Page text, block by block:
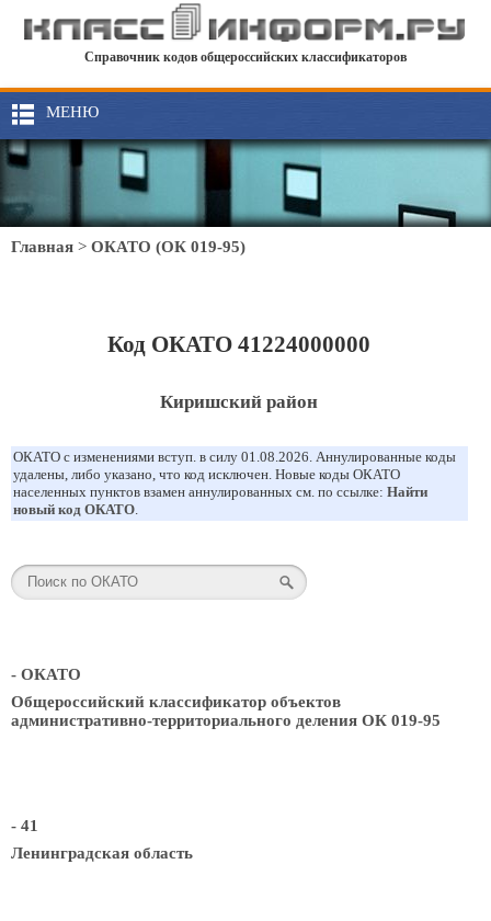
Справочник кодов общероссийских классификаторов
МЕНЮ
Главная > ОКАТО (ОК 019-95)
Код ОКАТО 41224000000
Киришский район
ОКАТО с изменениями вступ. в силу 01.08.2026. Аннулированные коды
удалены, либо указано, что код исключен. Новые коды ОКАТО
населенных пунктов взамен аннулированных см. по ссылке: Найти
новый код ОКАТО.
- ОКАТО
Общероссийский классификатор объектов
административно-территориального деления ОК 019-95
- 41
Ленинградская область